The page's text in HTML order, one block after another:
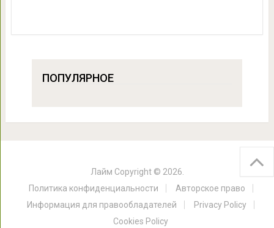
ПОПУЛЯРНОЕ
Лайм Copyright © 2026.
Политика конфиденциальности
Авторское право
Информация для правообладателей
Privacy Policy
Cookies Policy